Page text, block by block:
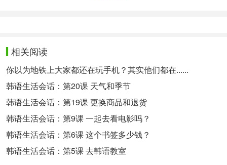
第六章：利用在线资源和应用
现代科技为语言学习提供了许多便利。除了上文提到
的Duolingo和Memrise，还有很多其他优质的在线资
源和应用，如Lingodeer、Rosetta Stone等，都能为
你的韩语学习提供帮助。
这些应用通常包含发音练习、词汇记忆、语法讲解和
口语对话等多个模块，可以根据自己的学习需求，灵
相关阅读
你以为地铁上大家都还在玩手机？其实他们都在......
韩语生活会话：第20课 天气和季节
韩语生活会话：第19课 更换商品和退货
韩语生活会话：第9课 一起去看电影吗？
韩语生活会话：第6课 这个书签多少钱？
韩语生活会话：第5课 去韩语教室